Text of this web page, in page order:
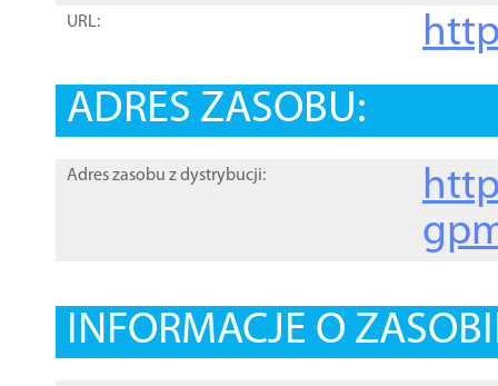
URL:
ADRES ZASOBU:
Adres zasobu z dystrybucji:
INFORMACJE O